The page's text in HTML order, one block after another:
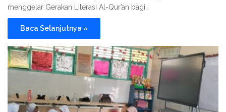
menggelar Gerakan Literasi Al-Qur’an bagi…
Baca Selanjutnya »